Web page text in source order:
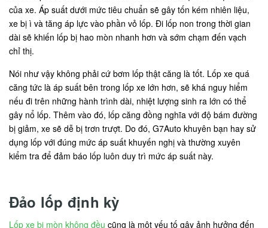
của xe. Áp suất dưới mức tiêu chuẩn sẽ gây tốn kém nhiên liệu,
xe bị ì và tăng áp lực vào phần vỏ lốp. Đi lốp non trong thời gian
dài sẽ khiến lốp bị hao mòn nhanh hơn và sớm chạm đến vạch
chỉ thị.
Nói như vậy không phải cứ bơm lốp thật căng là tốt. Lốp xe quá
căng tức là áp suất bên trong lốp xe lớn hơn, sẽ khá nguy hiểm
nếu đi trên những hành trình dài, nhiệt lượng sinh ra lớn có thể
gây nổ lốp. Thêm vào đó, lốp căng đồng nghĩa với độ bám đường
bị giảm, xe sẽ dễ bị trơn trượt. Do đó, G7Auto khuyên bạn hay sử
dụng lốp với đúng mức áp suất khuyến nghị và thường xuyên
kiểm tra để đảm báo lốp luôn duy trì mức áp suất này.
Đảo lốp định kỳ
Lốp xe bị mòn không đều cũng là một yếu tố gây ảnh hưởng đến